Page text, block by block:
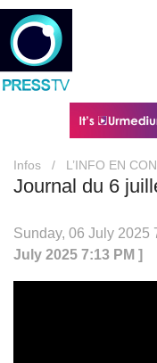
Infos / L’INFO EN
Journal du 6
Sunday, 06 July 2025
July 2025 7:13 PM ]